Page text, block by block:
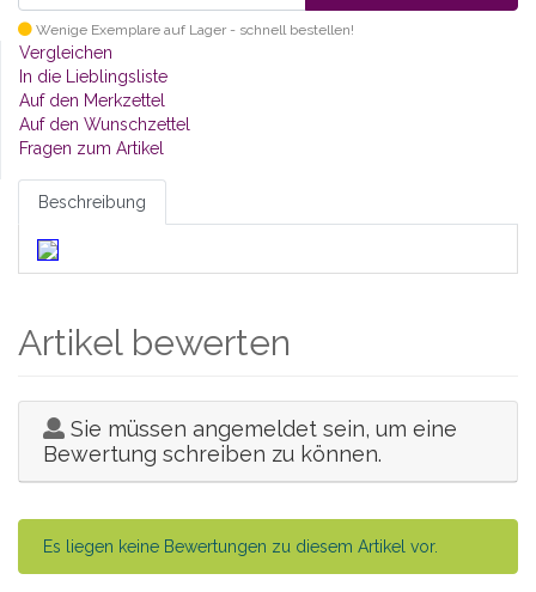
Wenige Exemplare auf Lager - schnell bestellen!
Vergleichen
In die Lieblingsliste
Auf den Merkzettel
Auf den Wunschzettel
Fragen zum Artikel
Beschreibung
Artikel bewerten
Sie müssen angemeldet sein, um eine
Bewertung schreiben zu können.
Es liegen keine Bewertungen zu diesem Artikel vor.